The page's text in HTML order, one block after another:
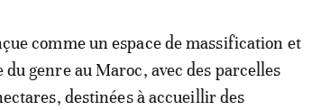
comme un espace de massification et
genre au Maroc, avec des parcelles
destinées à accueillir des